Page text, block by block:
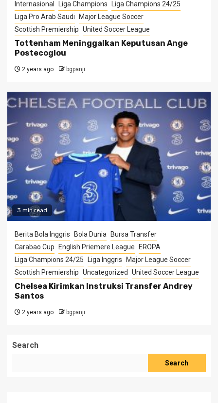
Internasional Liga Champions
Liga Champions 24/25
Liga Pro Arab Saudi
Major League Soccer
Scottish Premiership United Soccer League
Tottenham Meninggalkan Keputusan Ange
Postecoglou
2 years ago bgpanji
3 min read
Berita Bola Inggris Bola Dunia
Bursa Transfer
Carabao Cup
English Priemere League
EROPA
Liga Champions 24/25
Liga Inggris
Major League Soccer
Scottish Premiership Uncategorized United Soccer League
Chelsea Kirimkan Instruksi Transfer Andrey
Santos
2 years ago bgpanji
Search
Search